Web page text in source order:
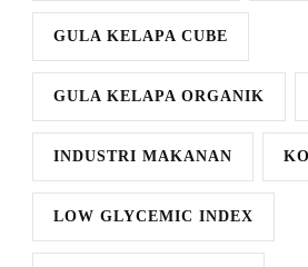
GULA KELAPA CUBE
GULA KELAPA ORGANIK
INDUSTRI MAKANAN
LOW GLYCEMIC INDEX